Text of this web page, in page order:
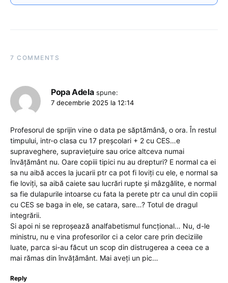
7 COMMENTS
Popa Adela spune:
7 decembrie 2025 la 12:14
Profesorul de sprijin vine o data pe săptămână, o ora. În restul
timpului, intr-o clasa cu 17 preșcolari + 2 cu CES…e
supraveghere, supraviețuire sau orice altceva numai
învățământ nu. Oare copiii tipici nu au drepturi? E normal ca ei
sa nu aibă acces la jucarii ptr ca pot fi loviți cu ele, e normal sa
fie loviți, sa aibă caiete sau lucrări rupte și mâzgălite, e normal
sa fie dulapurile intoarse cu fata la perete ptr ca unul din copiii
cu CES se baga in ele, se catara, sare…? Totul de dragul
integrării.
Si apoi ni se reproșează analfabetismul funcțional… Nu, d-le
ministru, nu e vina profesorilor ci a celor care prin deciziile
luate, parca si-au făcut un scop din distrugerea a ceea ce a
mai rămas din învățământ. Mai aveți un pic…
Reply